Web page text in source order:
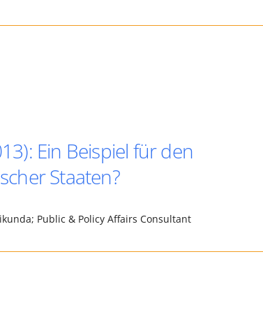
Ein Beispiel für den
Staaten?
Public & Policy Affairs Consultant